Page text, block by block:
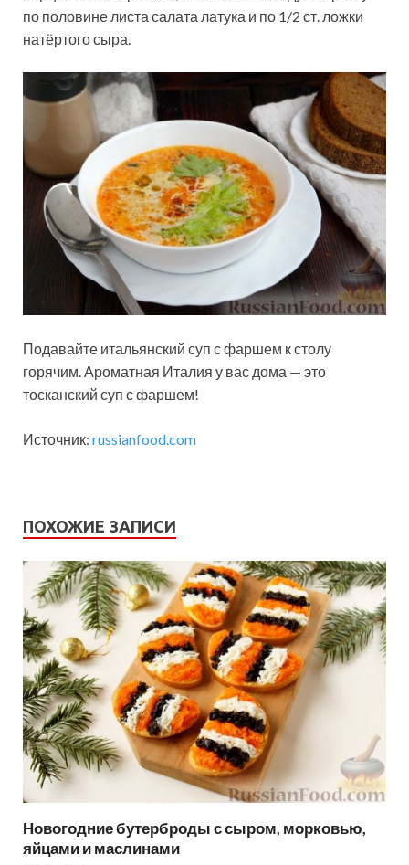
по половине листа салата латука и по 1/2 ст. ложки
натёртого сыра.
Подавайте итальянский суп с фаршем к столу
горячим. Ароматная Италия у вас дома — это
тосканский суп с фаршем!
Источник: russianfood.com
ПОХОЖИЕ ЗАПИСИ
Новогодние бутерброды с сыром, морковью,
яйцами и маслинами